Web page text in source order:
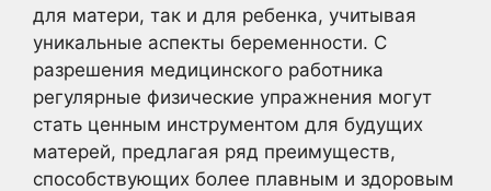
для матери, так и для ребенка, учитывая
уникальные аспекты беременности. С
разрешения медицинского работника
регулярные физические упражнения могут
стать ценным инструментом для будущих
матерей, предлагая ряд преимуществ,
способствующих более плавным и здоровым